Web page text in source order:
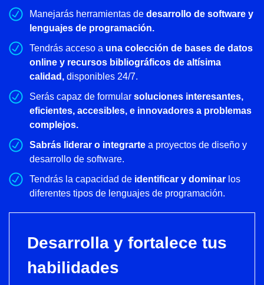
Manejarás herramientas de desarrollo de software y
lenguajes de programación.
Tendrás acceso a una colección de bases de datos
online y recursos bibliográficos de altísima
calidad, disponibles 24/7.
Serás capaz de formular soluciones interesantes,
eficientes, accesibles, e innovadores a problemas
complejos.
Sabrás liderar o integrarte a proyectos de diseño y
desarrollo de software.
Tendrás la capacidad de identificar y dominar los
diferentes tipos de lenguajes de programación.
Desarrolla y fortalece tus
habilidades